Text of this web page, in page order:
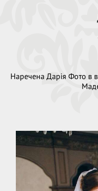
Наречена Дарія Фото в